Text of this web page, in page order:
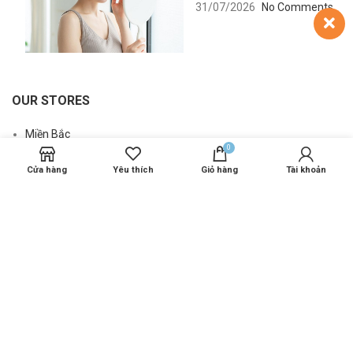
31/07/2026
No Comments
OUR STORES
Miền Bắc
Miền Trung
Cửa hàng Yêu thích
0
Giỏ hàng Tài khoản